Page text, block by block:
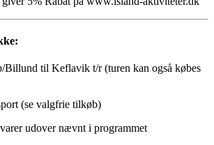
Billund til Keflavik t/r (turen kan også købes
(se valgfrie tilkøb)
udover nævnt i programmet